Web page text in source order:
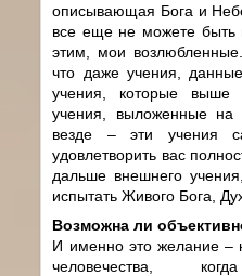
описывающая Бога и
все еще не можете быть
этим, мои
что даже учения,
учения, которые выше
учения, выложенные
везде – эти учения
удовлетворить вас
дальше внешнего
испытать Живого Бога,
Возможна ли
И именно это желание –
человечества,